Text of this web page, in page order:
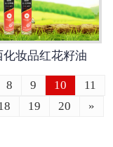
化妆品红花籽油
8 9 10
11
19 20
»